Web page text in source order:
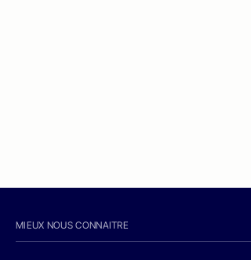
MIEUX NOUS CONNAITRE